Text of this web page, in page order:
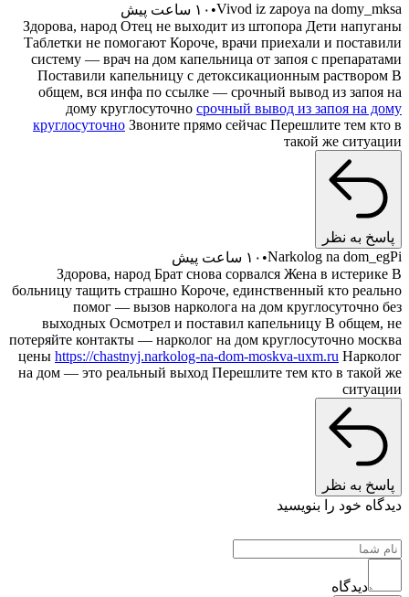
Vivod iz zapoya na ۱۰ ساعت پیش
Здорова, народ Отец не выходит из штопора Дети
Таблетки не помогают Короче, врачи приехали и
систему — врач на дом капельница от запоя с
Поставили капельницу с детоксикационным раствором
общем, вся инфа по ссылке — срочный вывод из запоя
дому круглосуточносрочный вывод из запоя на
круглосуточноЗвоните прямо сейчас Перешлите тем кто
такой же
پاسخ به نظر
Narkolog na ۱۰ ساعت پیش
Здорова, народ Брат снова сорвался Жена в истерике
больницу тащить страшно Короче, единственный кто
помог — вызов нарколога на дом круглосуточно
выходных Осмотрел и поставил капельницу В общем,
потеряйте контакты — нарколог на дом круглосуточно
ценыhttps://chastnyj.narkolog-na-dom-moskva-uxm.ru
на дом — это реальный выход Перешлите тем кто в такой
پاسخ به نظر
خود را بنویسید
دیدگاه